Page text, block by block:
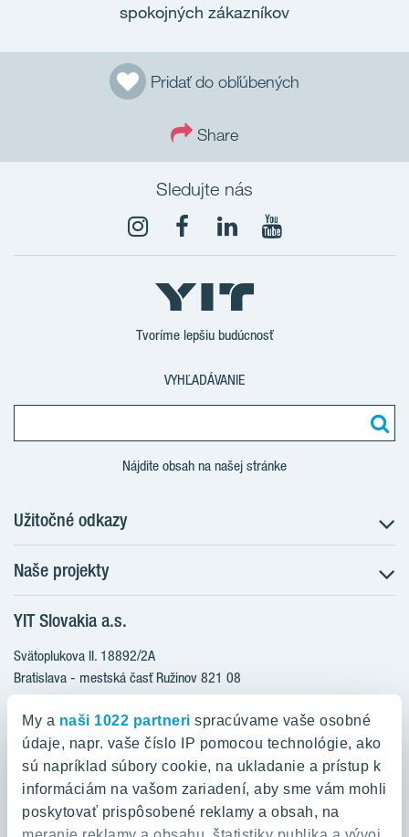
My a naši 1022 partneri spracúvame vaše osobné
údaje, napr. vaše číslo IP pomocou technológie, ako
sú napríklad súbory cookie, na ukladanie a prístup k
informáciám na vašom zariadení, aby sme vám mohli
poskytovať prispôsobené reklamy a obsah, na
Pridať do obľúbených
Share
spokojných zákazníkov
Sledujte nás
Tvoríme lepšiu budúcnosť
VYHĽADÁVANIE
Nájdite obsah na našej stránke
Užitočné odkazy
O nás
Prečo bývať s nami
Udržateľnosť máme v DNA
Starostlivosť o zákazníkov
Financovanie
Služba Starý za nový
Služba zariadenia bytu
Novinky a médiá
Kariéra
Kontakt
Naše projekty
Družstevné bývanie
NUPPU
ZWIRN
MLYNÁRKA
ZWIRN OFFICE
Pradiareň 1900
YIT Slovakia a.s.
Svätoplukova II. 18892/2A
Bratislava - mestská časť Ružinov 821 08
Slovakia
0800 800 474
info@yit.sk
Pre volania zo zahraničia: